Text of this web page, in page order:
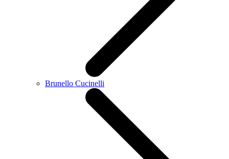
Brunello Cucinelli